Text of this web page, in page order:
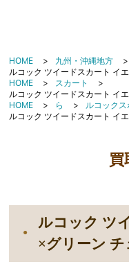
HOME 九州・沖縄地方
ルコック ツイードスカート イ
HOME
スカート
ルコック ツイードスカート イ
HOME
ら
ルコック
ルコック ツイードスカート イ
ルコック ツ
×グリーン